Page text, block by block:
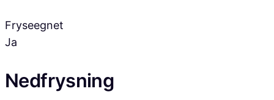
Fryseegnet
Ja
Nedfrysning